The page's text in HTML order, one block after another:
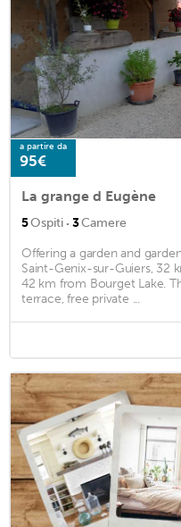
a partire da
95€
La grange d Eugène
5Ospiti · 3Camere
Offering a garden and
Saint-Genix-sur-Guiers, 32
42 km from Bourget Lake.
terrace, free private ...